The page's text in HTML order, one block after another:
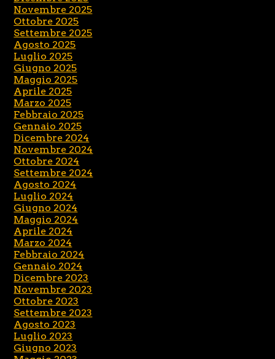
Novembre 2025
Ottobre 2025
Settembre 2025
Agosto 2025
Luglio 2025
Giugno 2025
Maggio 2025
Aprile 2025
Marzo 2025
Febbraio 2025
Gennaio 2025
Dicembre 2024
Novembre 2024
Ottobre 2024
Settembre 2024
Agosto 2024
Luglio 2024
Giugno 2024
Maggio 2024
Aprile 2024
Marzo 2024
Febbraio 2024
Gennaio 2024
Dicembre 2023
Novembre 2023
Ottobre 2023
Settembre 2023
Agosto 2023
Luglio 2023
Giugno 2023